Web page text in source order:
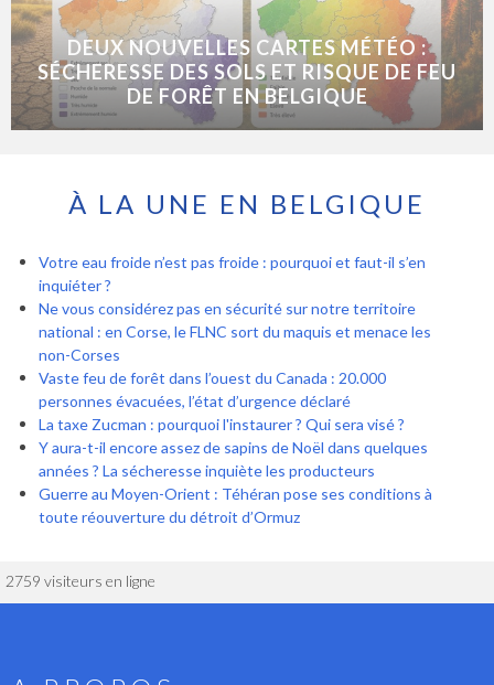
DEUX NOUVELLES CARTES MÉTÉO :
SÉCHERESSE DES SOLS ET RISQUE DE FEU
DE FORÊT EN BELGIQUE
À LA UNE EN BELGIQUE
Votre eau froide n’est pas froide : pourquoi et faut-il s’en
inquiéter ?
Ne vous considérez pas en sécurité sur notre territoire
national : en Corse, le FLNC sort du maquis et menace les
non-Corses
Vaste feu de forêt dans l’ouest du Canada : 20.000
personnes évacuées, l’état d’urgence déclaré
La taxe Zucman : pourquoi l'instaurer ? Qui sera visé ?
Y aura-t-il encore assez de sapins de Noël dans quelques
années ? La sécheresse inquiète les producteurs
Guerre au Moyen-Orient : Téhéran pose ses conditions à
toute réouverture du détroit d’Ormuz
2759 visiteurs en ligne